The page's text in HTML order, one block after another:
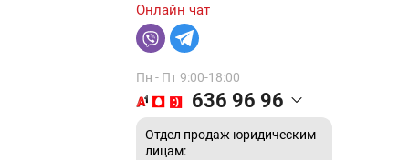
Онлайн чат
Пн - Пт 9:00-18:00
636 96 96
Отдел продаж юридическим
лицам: